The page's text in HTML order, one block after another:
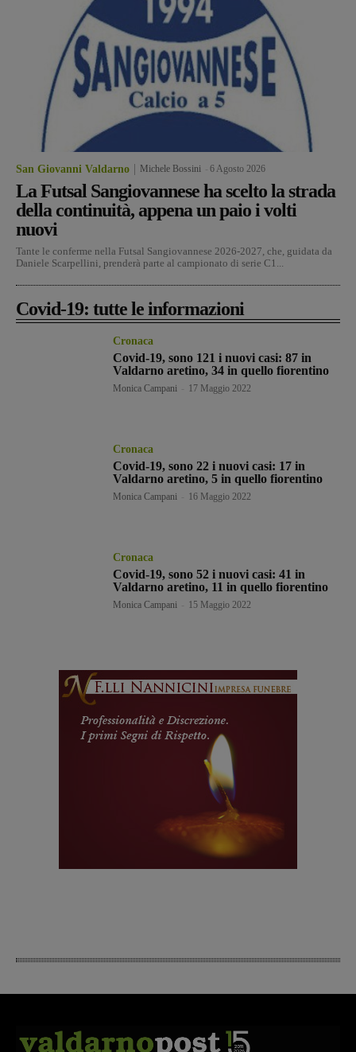
San Giovanni Valdarno Michele Bossini 6 Agosto 2026
La Futsal Sangiovannese ha scelto la strada
della continuità, appena un paio i volti
nuovi
Tante le conferme nella Futsal Sangiovannese 2026-2027, che, guidata da
Daniele Scarpellini, prenderà parte al campionato di serie C1...
Covid-19: tutte le informazioni
Cronaca
Covid-19, sono 121 i nuovi casi: 87 in
Valdarno aretino, 34 in quello fiorentino
Monica Campani 17 Maggio 2022
Cronaca
Covid-19, sono 22 i nuovi casi: 17 in
Valdarno aretino, 5 in quello fiorentino
Monica Campani 16 Maggio 2022
Cronaca
Covid-19, sono 52 i nuovi casi: 41 in
Valdarno aretino, 11 in quello fiorentino
Monica Campani 15 Maggio 2022